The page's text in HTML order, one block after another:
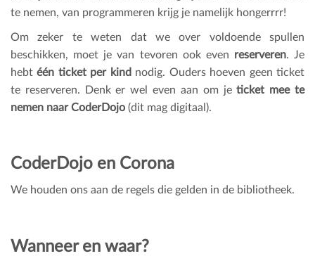
te nemen, van programmeren krijg je namelijk hongerrrr!
Om zeker te weten dat we over voldoende spullen
beschikken, moet je van tevoren ook even reserveren. Je
hebt één ticket per kind nodig. Ouders hoeven geen ticket
te reserveren. Denk er wel even aan om jeticket mee te
nemen naar CoderDojo (dit mag digitaal).
CoderDojo en Corona
We houden ons aan de regels die gelden in de bibliotheek.
Wanneer en waar?